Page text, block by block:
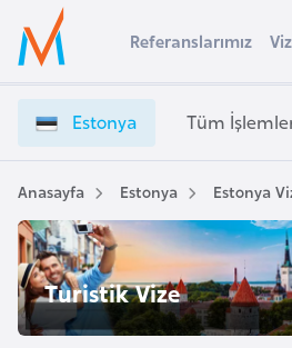
Ülke Seçimi
Başvuru yapmak istediğiniz ülkeyi seçin
Üye
Girişi
s
o
n
a
V
i
z
Referanslarımız
Estonya Tüm
Anasayfa Estonya Estonya
Turistik Vize
s
t
r
a
A
v
u